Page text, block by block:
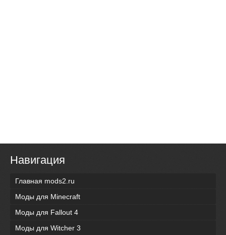
Навигация
Главная mods2.ru
Моды для Minecraft
Моды для Fallout 4
Моды для Witcher 3